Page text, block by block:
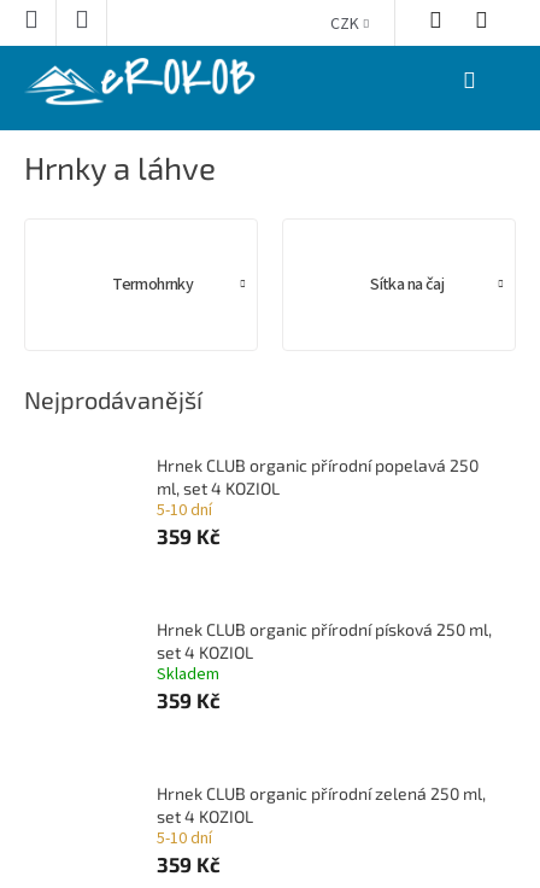
Přejít
CZK
NÁKUPNÍ
Hrnky a láhve
Termohrnky Sítka na čaj
Nejprodávanější
Hrnek CLUB organic přírodní popelavá 250
ml, set 4 KOZIOL
5-10 dní
359 Kč
Hrnek CLUB organic přírodní písková 250 ml,
set 4 KOZIOL
Skladem
359 Kč
Hrnek CLUB organic přírodní zelená 250 ml,
set 4 KOZIOL
5-10 dní
359 Kč